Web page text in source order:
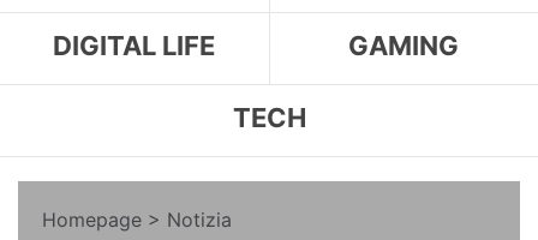
DIGITAL LIFE GAMING
TECH
Homepage > Notizia